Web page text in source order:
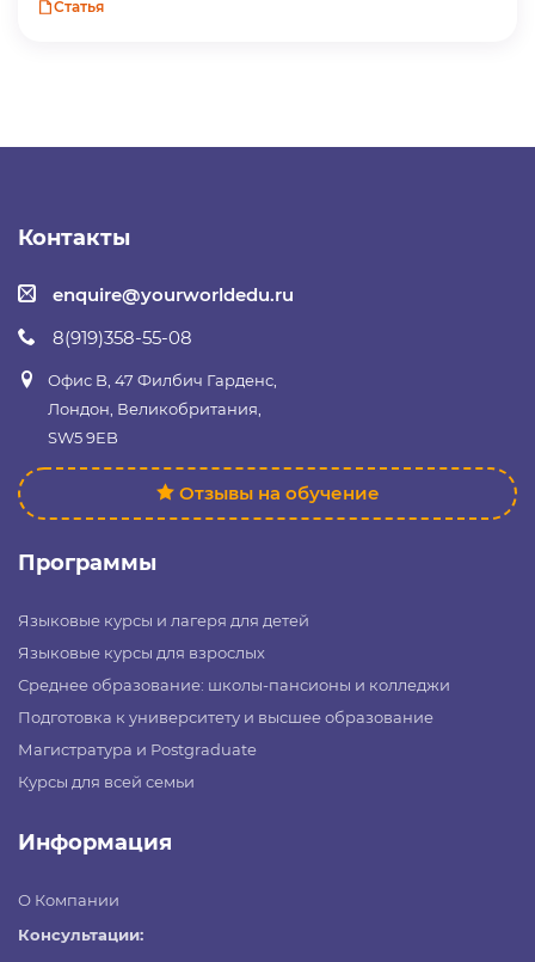
Статья
Контакты
enquire@yourworldedu.ru
8(919)358-55-08
Офис B, 47 Филбич Гарденс,
Лондон, Великобритания,
SW5 9EB
Отзывы на обучение
Программы
Языковые курсы и лагеря для детей
Языковые курсы для взрослых
Среднее образование: школы-пансионы и колледжи
Подготовка к университету и высшее образование
Магистратура и Postgraduate
Курсы для всей семьи
Информация
О Компании
Консультации: